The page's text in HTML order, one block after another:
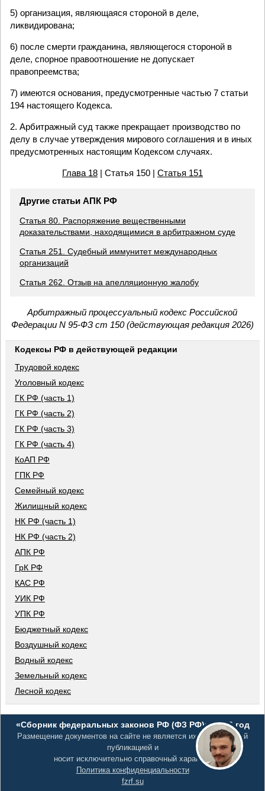
5) организация, являющаяся стороной в деле,
ликвидирована;
6) после смерти гражданина, являющегося стороной в
деле, спорное правоотношение не допускает
правопреемства;
7) имеются основания, предусмотренные частью 7 статьи
194 настоящего Кодекса.
2. Арбитражный суд также прекращает производство по
делу в случае утверждения мирового соглашения и в иных
предусмотренных настоящим Кодексом случаях.
Глава 18| Статья 150 | Статья 151
Другие статьи АПК РФ
Статья 80. Распоряжение вещественными
доказательствами, находящимися в арбитражном суде
Статья 251. Судебный иммунитет международных
организаций
Статья 262. Отзыв на апелляционную жалобу
Арбитражный процессуальный кодекс Российской
Федерации N 95-ФЗ ст 150 (действующая редакция 2026)
Кодексы РФ в действующей редакции
Трудовой кодекс
Уголовный кодекс
ГК РФ (часть 1)
ГК РФ (часть 2)
ГК РФ (часть 3)
ГК РФ (часть 4)
КоАП РФ
ГПК РФ
Семейный кодекс
Жилищный кодекс
НК РФ (часть 1)
НК РФ (часть 2)
АПК РФ
ГрК РФ
КАС РФ
УИК РФ
УПК РФ
Бюджетный кодекс
Воздушный кодекс
Водный кодекс
Земельный кодекс
Лесной кодекс
«Сборник федеральных законов РФ (ФЗ РФ)», 2026 год
Размещение документов на сайте не является их официальной
публикацией и
носит исключительно справочный характер
Политика конфиденциальности
fzrf.su